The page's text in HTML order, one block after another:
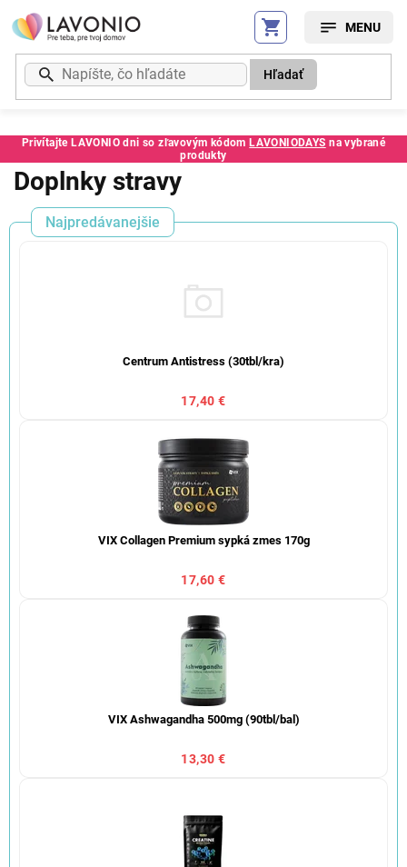
Prejsť
na
obsah
Privítajte LAVONIO dni so zľavovým kódom LAVONIODAYS na vybrané
produkty
Hľadať
Doplnky stravy
Najpredávanejšie
Centrum Antistress (30tbl/kra)
17,40 €
VIX Collagen Premium sypká zmes 170g
17,60 €
VIX Ashwagandha 500mg (90tbl/bal)
13,30 €